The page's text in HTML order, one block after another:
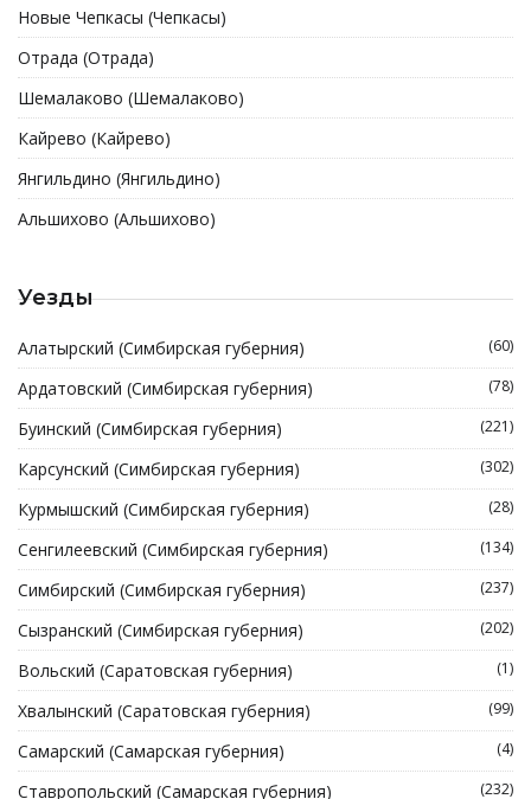
Новые Чепкасы (Чепкасы)
Отрада (Отрада)
Шемалаково (Шемалаково)
Кайрево (Кайрево)
Янгильдино (Янгильдино)
Альшихово (Альшихово)
Уезды
Алатырский (Симбирская губерния) (60)
Ардатовский (Симбирская губерния) (78)
Буинский (Симбирская губерния) (221)
Карсунский (Симбирская губерния) (302)
Курмышский (Симбирская губерния) (28)
Сенгилеевский (Симбирская губерния) (134)
Симбирский (Симбирская губерния) (237)
Сызранский (Симбирская губерния) (202)
Вольский (Саратовская губерния) (1)
Хвалынский (Саратовская губерния) (99)
Самарский (Самарская губерния) (4)
Ставропольский (Самарская губерния) (232)